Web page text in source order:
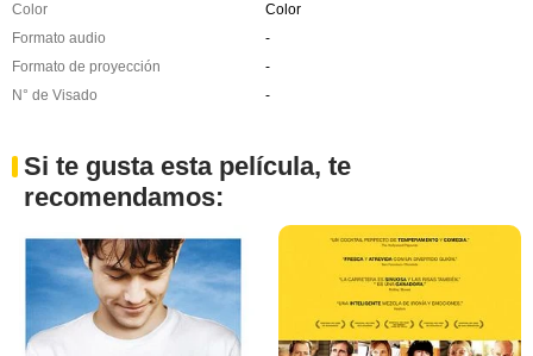
Color
Color
Formato audio
-
Formato de proyección
-
N° de Visado
-
Si te gusta esta película, te
recomendamos: